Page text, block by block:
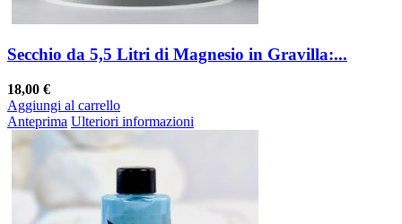
Secchio da 5,5 Litri di Magnesio in Gravilla:...
18,00 €
Aggiungi al carrello
Anteprima Ulteriori informazioni